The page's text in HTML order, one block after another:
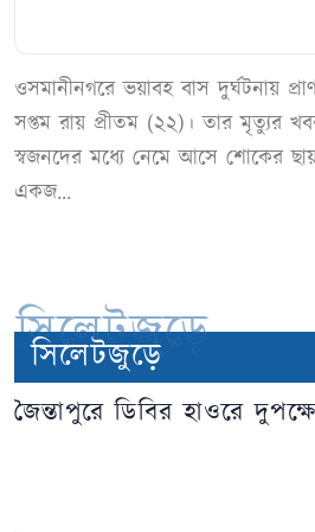
ওসমানীনগরে ভয়াবহ বাস দুর্ঘটনায়
সপ্তম রায় প্রীতম (২২)। তার মৃত্যুর
স্বজনদের মধ্যে নেমে আসে শোকের
একজ...
সিলেটজুড়ে
সিলেটজুড়ে
জৈন্তাপুরে ডিবির হাওরে